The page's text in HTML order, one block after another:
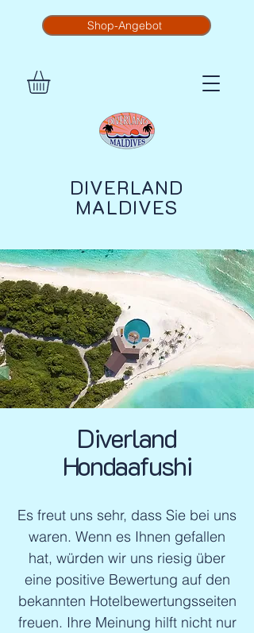
DIVERLAND
MALDIVES
Shop-Angebot
Diverland
Hondaafushi
Es freut uns sehr, dass Sie bei uns
waren. Wenn es Ihnen gefallen
hat, würden wir uns riesig über
eine positive Bewertung auf den
bekannten Hotelbewertungsseiten
freuen. Ihre Meinung hilft nicht nur